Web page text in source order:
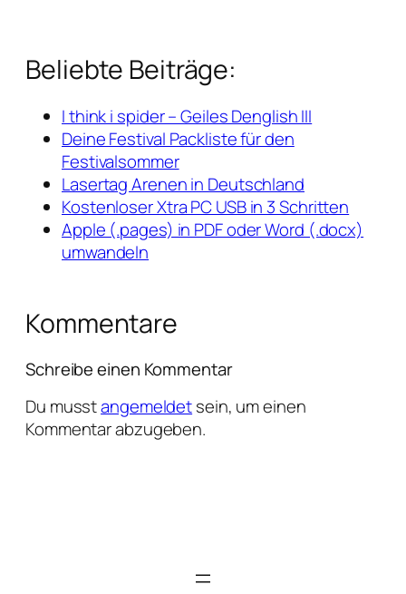
Beliebte Beiträge:
I think i spider – Geiles Denglish III
Deine Festival Packliste für den
Festivalsommer
Lasertag Arenen in Deutschland
Kostenloser Xtra PC USB in 3 Schritten
Apple (.pages) in PDF oder Word (.docx)
umwandeln
Kommentare
Schreibe einen Kommentar
Du musstangemeldetsein, um einen
Kommentar abzugeben.